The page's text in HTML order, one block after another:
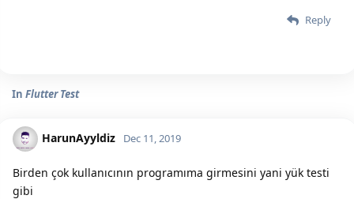
Reply
In Flutter Test
HarunAyyldiz Dec 11, 2019
Birden çok kullanıcının programıma girmesini yani yük testi
gibi